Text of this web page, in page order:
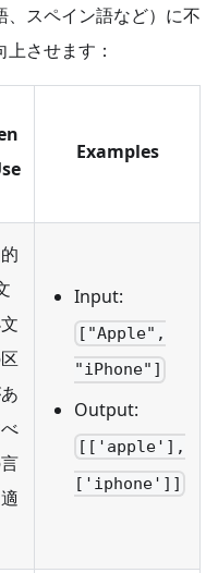
、スペイン語など）に不
させます：
Examples
Input:
["Apple",
"iPhone"]
Output:
[['apple'],
['iphone']]